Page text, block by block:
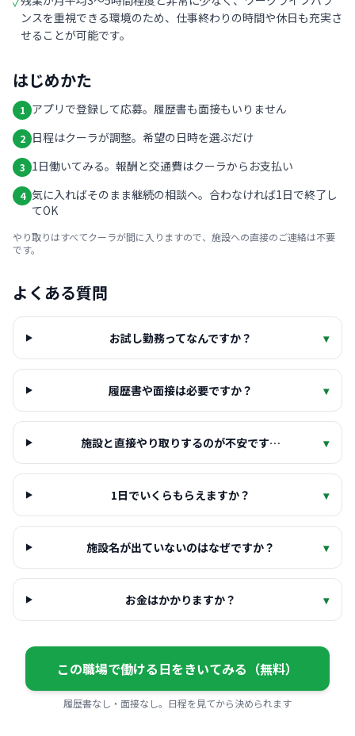
ンスを重視できる環境のため、仕事終わりの時間や休日も充実さ
せることが可能です。
はじめかた
1 アプリで登録して応募。履歴書も面接もいりません
2 日程はクーラが調整。希望の日時を選ぶだけ
3 1日働いてみる。報酬と交通費はクーラからお支払い
4 気に入ればそのまま継続の相談へ。合わなければ1日で終了し
てOK
やり取りはすべてクーラが間に入りますので、施設への直接のご連絡は不要
です。
よくある質問
お試し勤務ってなんですか？ ▾
履歴書や面接は必要ですか？ ▾
施設と直接やり取りするのが不安です… ▾
1日でいくらもらえますか？ ▾
施設名が出ていないのはなぜですか？ ▾
お金はかかりますか？ ▾
この職場で働ける日をきいてみる（無料）
履歴書なし・面接なし。日程を見てから決められます